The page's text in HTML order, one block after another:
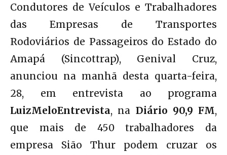
Condutores de Veículos e Trabalhadores
das Empresas de Transportes
Rodoviários de Passageiros do Estado do
Amapá (Sincottrap), Genival Cruz,
anunciou na manhã desta quarta-feira,
28, em entrevista ao programa
LuizMeloEntrevista, na Diário 90,9 FM,
que mais de 450 trabalhadores da
empresa Sião Thur podem cruzar os